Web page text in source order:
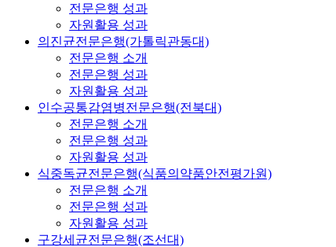
전문은행 성과
자원활용 성과
의진균전문은행(가톨릭관동대)
전문은행 소개
전문은행 성과
자원활용 성과
인수공통감염병전문은행(전북대)
전문은행 소개
전문은행 성과
자원활용 성과
식중독균전문은행(식품의약품안전평가원)
전문은행 소개
전문은행 성과
자원활용 성과
구강세균전문은행(조선대)